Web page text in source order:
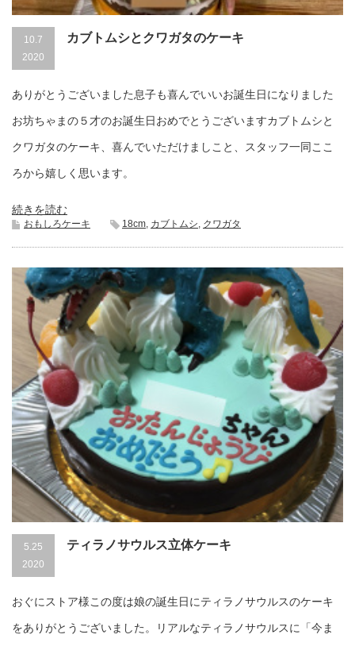
10.7
2020
カブトムシとクワガタのケーキ
ありがとうございました息子も喜んでいいお誕生日になりました
お坊ちゃまの５才のお誕生日おめでとうございますカブトムシと
クワガタのケーキ、喜んでいただけましこと、スタッフ一同ここ
ろから嬉しく思います。
続きを読む
おもしろケーキ 18cm, カブトムシ, クワガタ
5.25
2020
ティラノサウルス立体ケーキ
おぐにストア様この度は娘の誕生日にティラノサウルスのケーキ
をありがとうございました。リアルなティラノサウルスに「今ま